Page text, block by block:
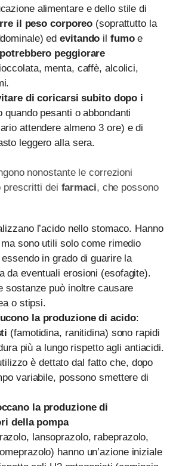
alimentare e dello stile di
il peso corporeo (soprattutto la
edevitando il fumoe
peggiorare
menta, caffè, alcolici,
di coricarsi subito dopo i
quando pesanti o abbondanti
attendere almeno 3 ore) e di
leggero alla sera.
nonostante le correzioni
prescritti dei farmaci, che possono
l’acido nello stomaco. Hanno
ma sono utili solo come rimedio
in grado di guarire la
da eventuali erosioni (esofagite).
sostanze può inoltre causare
o stipsi.
la produzione di acido:
(famotidina, ranitidina) sono rapidi
più a lungo rispetto agli antiacidi.
è dettato dal fatto che, dopo
variabile, possono smettere di
la produzione di
della pompa
lansoprazolo, rabeprazolo,
hanno un’azione iniziale